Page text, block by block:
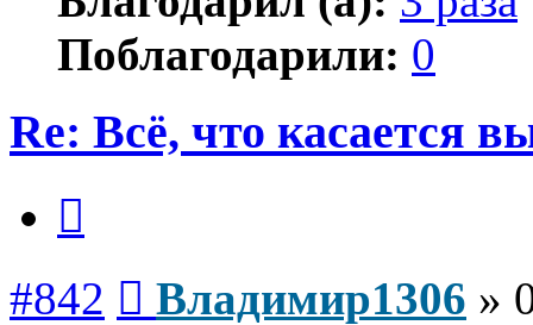
Поблагодарили: 0
Re: Всё, что касается
#842 Владимир1306 »